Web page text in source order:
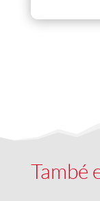
També